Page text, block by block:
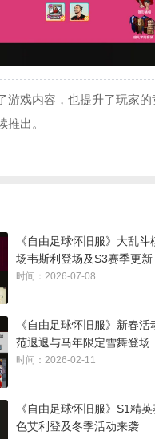
游戏内容，也提升了玩家
推出。
《自由足球怀旧服》大乱
场韦斯利登场及S3赛季更新
时间：2026-07-08
《自由足球怀旧服》新春
范退退与马年限定雪舞登场
时间：2026-02-11
《自由足球怀旧服》S1精
色艾利登及冬季活动来袭